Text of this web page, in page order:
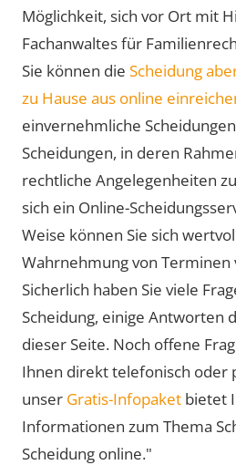
Möglichkeit, sich vor Ort mit
Fachanwaltes für
Sie können die Scheidung
zu Hause aus online
einvernehmliche
Scheidungen, in deren
rechtliche Angelegenheiten
sich ein Online-
Weise können Sie sich
Wahrnehmung von Terminen
Sicherlich haben Sie viele
Scheidung, einige Antworten
dieser Seite. Noch offene
Ihnen direkt telefonisch oder
unser Gratis-Infopaket bietet
Informationen zum Thema
Scheidung online."